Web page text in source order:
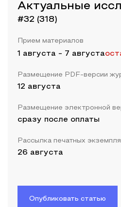
Актуальные
#32 (318)
Прием материалов
1 августа - 7 августа
Размещение PDF-версии
12 августа
Размещение электронной
сразу после оплаты
Рассылка печатных
26 августа
Опубликовать статью